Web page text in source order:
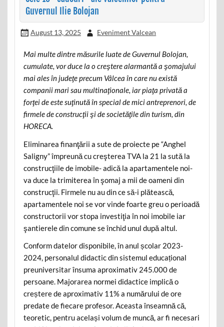
Guvernul Ilie Bolojan
August 13, 2025 Eveniment Valcean
Mai multe dintre măsurile luate de Guvernul Bolojan,
cumulate, vor duce la o creştere alarmantă a şomajului
mai ales în judeţe precum Vâlcea în care nu există
companii mari sau multinaţionale, iar piaţa privată a
forţei de este suţinută în special de mici antreprenori, de
firmele de construcţii şi de societăţile din turism, din
HORECA.
Eliminarea finanţării a sute de proiecte pe “Anghel
Saligny” împreună cu creşterea TVA la 21 la sută la
construcţiile de imobile- adică la apartamentele noi-
va duce la trimiterea în şomaj a mii de oameni din
construcţii. Firmele nu au din ce să-i plătească,
apartamentele noi se vor vinde foarte greu o perioadă
constructorii vor stopa investiţia în noi imobile iar
şantierele din comune se închid unul după altul.
Conform datelor disponibile, în anul școlar 2023-
2024, personalul didactic din sistemul educațional
preuniversitar însuma aproximativ 245.000 de
persoane. Majorarea normei didactice implică o
creștere de aproximativ 11% a numărului de ore
predate de fiecare profesor. Aceasta înseamnă că,
teoretic, pentru același volum de muncă, ar fi necesari